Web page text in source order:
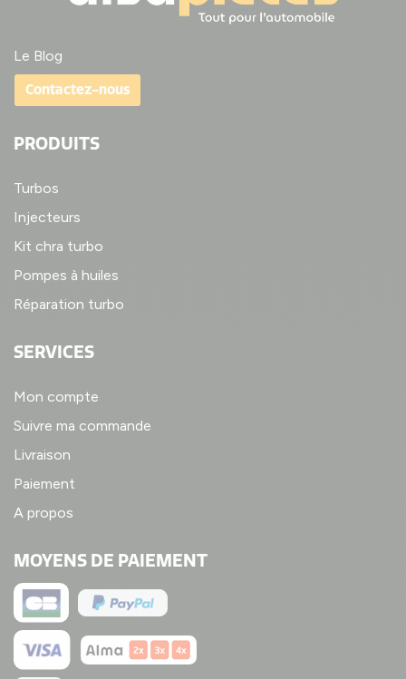
Le Blog
Contactez-nous
PRODUITS
Turbos
Injecteurs
Kit chra turbo
Pompes à huiles
Réparation turbo
SERVICES
Mon compte
Suivre ma commande
Livraison
Paiement
A propos
MOYENS DE PAIEMENT